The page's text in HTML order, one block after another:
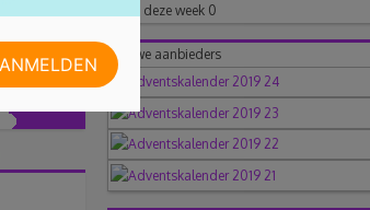
Posts deze week 0
Nieuwe aanbieders